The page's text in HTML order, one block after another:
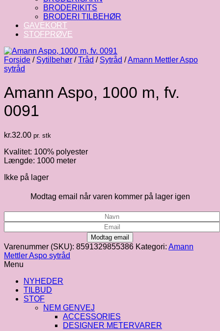
BRODERIKITS
BRODERI TILBEHØR
GAVEKORT
STOFPRØVE
Forside / Sytilbehør / Tråd / Sytråd /Amann Mettler Aspo
sytråd
Amann Aspo, 1000 m, fv.
0091
kr.32.00 pr. stk
Kvalitet: 100% polyester
Længde: 1000 meter
Ikke på lager
Modtag email når varen kommer på lager igen
Modtag email
Varenummer (SKU): 8591329855386 Kategori: Amann
Mettler Aspo sytråd
Menu
NYHEDER
TILBUD
STOF
NEM GENVEJ
ACCESSORIES
DESIGNER METERVARER